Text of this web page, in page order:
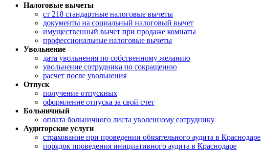
Налоговые вычеты
ст 218 стандартные налоговые вычеты
документы на социальный налоговый вычет
имущественный вычет при продаже комнаты
профессиональные налоговые вычеты
Увольнение
дата увольнения по собственному желанию
увольнение сотрудника по сокращению
расчет после увольнения
Отпуск
получение отпускных
оформление отпуска за свой счет
Больничный
оплата больничного листа уволенному сотруднику
Аудиторские услуги
страхование при проведении обязательного аудита в Краснодаре
порядок проведения инициативного аудита в Краснодаре